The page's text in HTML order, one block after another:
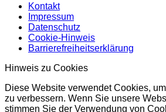
Kontakt
Impressum
Datenschutz
Cookie-Hinweis
Barrierefreiheitserklärung
Hinweis zu Cookies
Diese Website verwendet Cookies,
zu verbessern. Wenn Sie unsere
stimmen Sie der Verwendung von